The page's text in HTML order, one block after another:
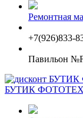
Ремонтная
+7(926)833-
Павильон
БУТИК